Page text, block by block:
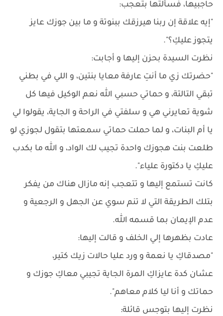
حاجبيها، فسألتها بتعجب:
"إيه علاقة إن ربنا هيرزقك ببنوتة و ما بين جوزك عايز
يتجوز عليكِ؟".
نظرت السيدة بحزن إليها و أجابت:
"حضرتك زي ما أنتِ عارفة معايا بنتين، و اللي في بطني
تبقي التالتة، و حماتي حسبي الله نعم الوكيل فيها كل
شوية تعايرني هي و سلفتي في الراحة و الجاية، يقولوا لي
يا أم البنات، و لما حملت حماتي سمعتها بتقول لجوزي لو
طلعت بنت هجوزك واحدة تجيب لك الواد، و الله ما بكدب
عليكِ يا دكتورة علياء".
كانت تستمع إليها و تتعجب إنه مازال هناك من يفكر
بتلك الطريقة التي لا تنم سوي عن الجهل و الرجعية و
عدم الإيمان بما قسمه الله.
عادت بظهرها إلي الخلف و قالت إليها:
"مصدقاكِ يا نعمة و ورد عليا حالات زيك كتير،
عشان كدة عايزاكِ المرة الجاية تجيبي معاكِ جوزك و
حماتك و أنا ليا كلام معاهم".
نظرت إليها بتوجس قائلة: